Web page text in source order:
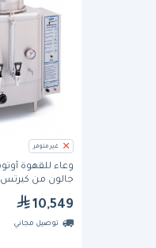
غير متوفر
جالون من كيرتس
10,549
توصيل مجاني